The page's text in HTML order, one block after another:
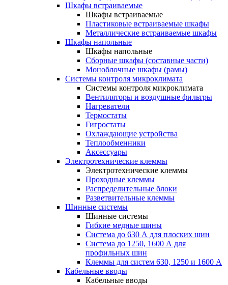
Шкафы встраиваемые
Шкафы встраиваемые
Пластиковые встраиваемые шкафы
Металлические встраиваемые шкафы
Шкафы напольные
Шкафы напольные
Сборные шкафы (составные части)
Моноблочные шкафы (рамы)
Системы контроля микроклимата
Системы контроля микроклимата
Вентиляторы и воздушные фильтры
Нагреватели
Термостаты
Гигростаты
Охлаждающие устройства
Теплообменники
Аксессуары
Электротехнические клеммы
Электротехнические клеммы
Проходные клеммы
Распределительные блоки
Разветвительные клеммы
Шинные системы
Шинные системы
Гибкие медные шины
Система до 630 А для плоских шин
Система до 1250, 1600 А для
профильных шин
Клеммы для систем 630, 1250 и 1600 А
Кабельные вводы
Кабельные вводы